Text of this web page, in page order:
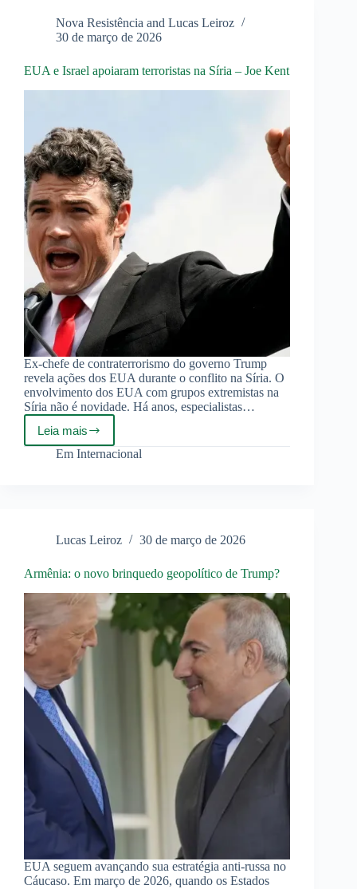
Nova Resistência and Lucas Leiroz
30 de março de 2026
EUA e Israel apoiaram terroristas na Síria – Joe Kent
Ex-chefe de contraterrorismo do governo Trump
revela ações dos EUA durante o conflito na Síria. O
envolvimento dos EUA com grupos extremistas na
Síria não é novidade. Há anos, especialistas…
Leia mais
EUA
e
Joe
Em Internacional
Lucas Leiroz 30 de março de 2026
Armênia: o novo brinquedo geopolítico de Trump?
EUA seguem avançando sua estratégia anti-russa no
Cáucaso. Em março de 2026, quando os Estados